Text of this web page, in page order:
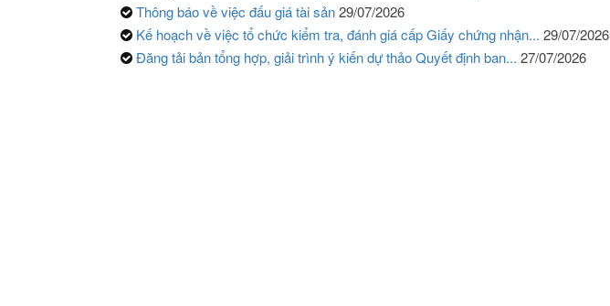
Thông báo về việc đấu giá tài sản29/07/2026
Kế hoạch về việc tổ chức kiểm tra, đánh giá cấp Giấy chứng nhận... 29/07/2026
Đăng tải bản tổng hợp, giải trình ý kiến dự thảo Quyết định ban... 27/07/2026